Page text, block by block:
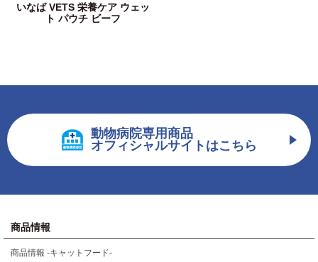
いなば VETS 栄養ケア ウェッ
ト パウチ ビーフ
動物病院専用商品
オフィシャルサイトはこちら
商品情報
商品情報 -キャットフード-